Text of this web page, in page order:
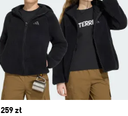
Price
259 zł